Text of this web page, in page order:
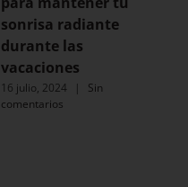
sonrisa radiante
durante las
vacaciones
16 julio, 2024 |
Sin
comentarios